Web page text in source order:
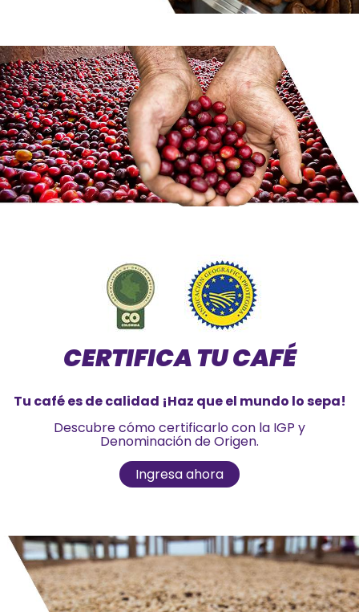
CERTIFICA TU CAFÉ
Tu café es de calidad ¡Haz que el mundo lo sepa!
Descubre cómo certificarlo con la IGP y
Denominación de Origen.
Ingresa ahora